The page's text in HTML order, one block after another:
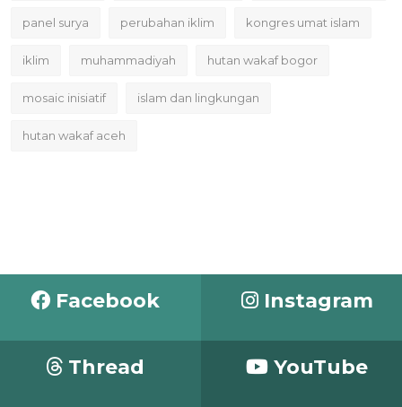
panel surya perubahan iklim kongres umat islam
iklim muhammadiyah hutan wakaf bogor
mosaic inisiatif islam dan lingkungan
hutan wakaf aceh
Facebook Instagram
Thread YouTube